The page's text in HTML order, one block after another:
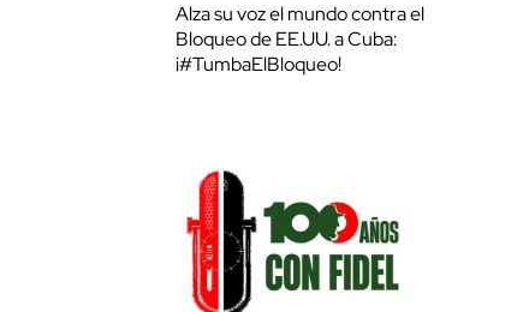
Alza su voz el mundo contra el
Bloqueo de EE.UU. a Cuba:
¡#TumbaElBloqueo!